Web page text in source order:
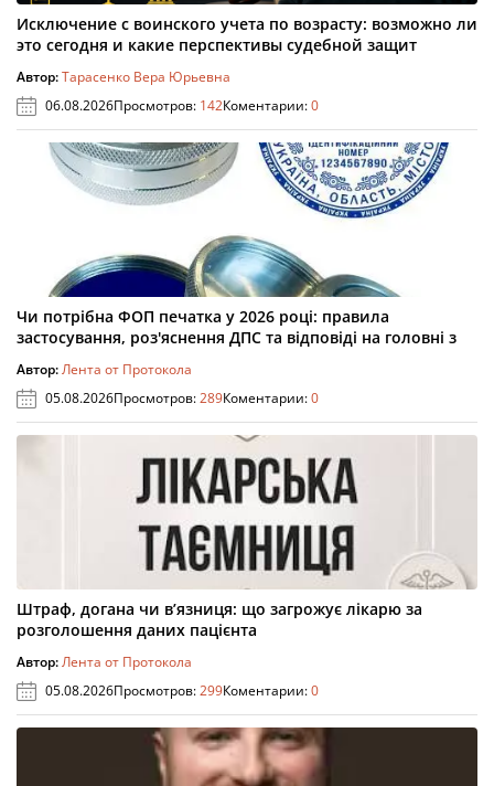
Исключение с воинского учета по возрасту: возможно ли
это сегодня и какие перспективы судебной защит
Автор:Тарасенко Вера Юрьевна
06.08.2026Просмотров: 142Коментарии:0
Чи потрібна ФОП печатка у 2026 році: правила
застосування, роз'яснення ДПС та відповіді на головні з
Автор:Лента от Протокола
05.08.2026Просмотров:289Коментарии:0
Штраф, догана чи в’язниця: що загрожує лікарю за
розголошення даних пацієнта
Автор:Лента от Протокола
05.08.2026Просмотров:299Коментарии:0